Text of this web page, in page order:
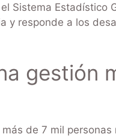
Sistema Estadístico
y responde a los
gestión
de 7 mil